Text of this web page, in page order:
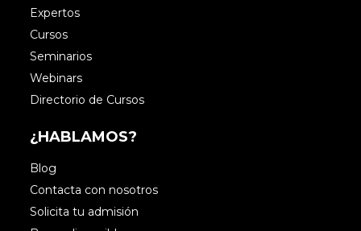
Expertos
Cursos
Seminarios
Webinars
Directorio de Cursos
¿HABLAMOS?
Blog
Contacta con nosotros
Solicita tu admisión